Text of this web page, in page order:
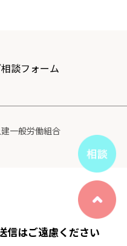
談フォーム
一般労働組合
信はご遠慮ください